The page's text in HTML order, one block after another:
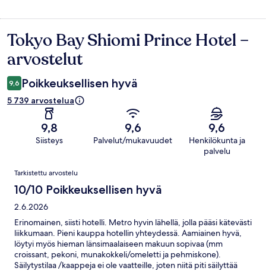
Arvostelut
Tokyo Bay Shiomi Prince Hotel –
arvostelut
9,6 Poikkeuksellisen hyvä
5 739 arvostelua
9,8
Siisteys
9,6
Palvelut/mukavuudet
9,6
Henkilökunta ja
palvelu
Arvostelut
Tarkistettu arvostelu
10/10 Poikkeuksellisen hyvä
2.6.2026
Erinomainen, siisti hotelli. Metro hyvin lähellä, jolla pääsi kätevästi
liikkumaan. Pieni kauppa hotellin yhteydessä. Aamiainen hyvä,
löytyi myös hieman länsimaalaiseen makuun sopivaa (mm
croissant, pekoni, munakokkeli/omeletti ja pehmiskone).
Säilytystilaa /kaappeja ei ole vaatteille, joten niitä piti säilyttää